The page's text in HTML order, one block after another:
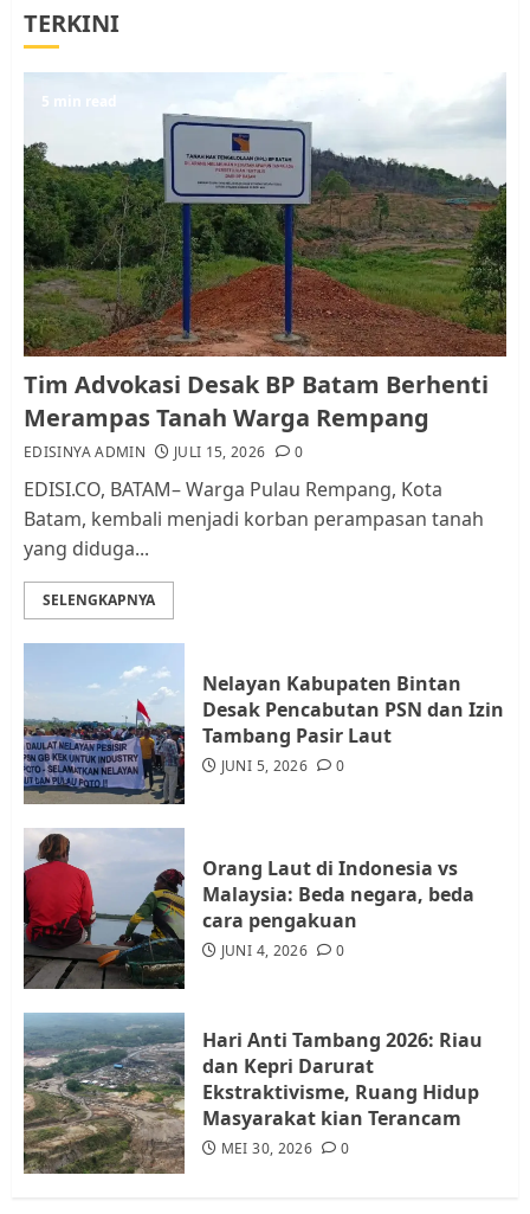
5
1
Pemko Batam Tegaskan RT dan
RW bukan Petugas Pendataan
dan Pemungutan Pajak
AGUSTUS 1, 2026 0
Kader Pajak jadi Penghubung
Pemerintah dan Masyarakat di
Lingkungan RT/RW
AGUSTUS 1, 2026
4
Warga Rempang Ajukan
Audiensi dengan Wali Kota
5
Tim Advokasi Desak BP Batam
Berhenti Merampas Tanah
TERKINI
5 min read
Tim Advokasi Desak BP Batam Berhenti
Merampas Tanah Warga Rempang
EDISINYA ADMIN JULI 15, 2026 0
EDISI.CO, BATAM– Warga Pulau Rempang, Kota
Batam, kembali menjadi korban perampasan tanah
yang diduga...
SELENGKAPNYA
Nelayan Kabupaten Bintan
Desak Pencabutan PSN dan Izin
Tambang Pasir Laut
JUNI 5, 2026 0
Orang Laut di Indonesia vs
Malaysia: Beda negara, beda
cara pengakuan
JUNI 4, 2026 0
Hari Anti Tambang 2026: Riau
dan Kepri Darurat
Ekstraktivisme, Ruang Hidup
Masyarakat kian Terancam
MEI 30, 2026 0